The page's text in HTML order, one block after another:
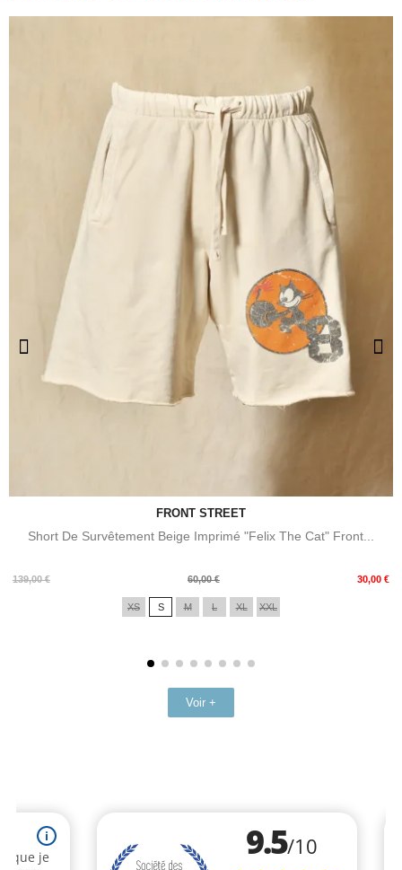
FRONT STREET
Short De Survêtement Beige Imprimé "Felix The Cat" Front...
139,00 €
Prix
60,00 € 30,00 €
Prix
XS S M L XL XXL
Voir +